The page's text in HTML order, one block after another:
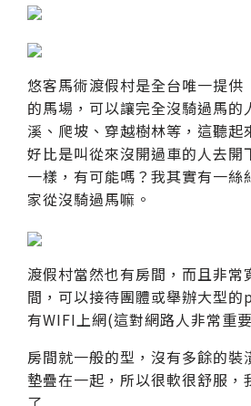
悠客馬術渡假村是全台唯一提供
的馬場，可以讓完全沒騎過馬的
溪、爬坡、穿越樹林等，這聽起
好比是叫從來沒開過車的人去開
一樣，有可能嗎？我其實有一絲
家從沒騎過馬嘛。
渡假村當然也有房間，而且非常
間，可以接待團體或舉辦大型
有WIFI上網(這對網路人非常重
房間就一般的型，沒有多餘的裝
墊疊在一起，所以很軟很舒服，